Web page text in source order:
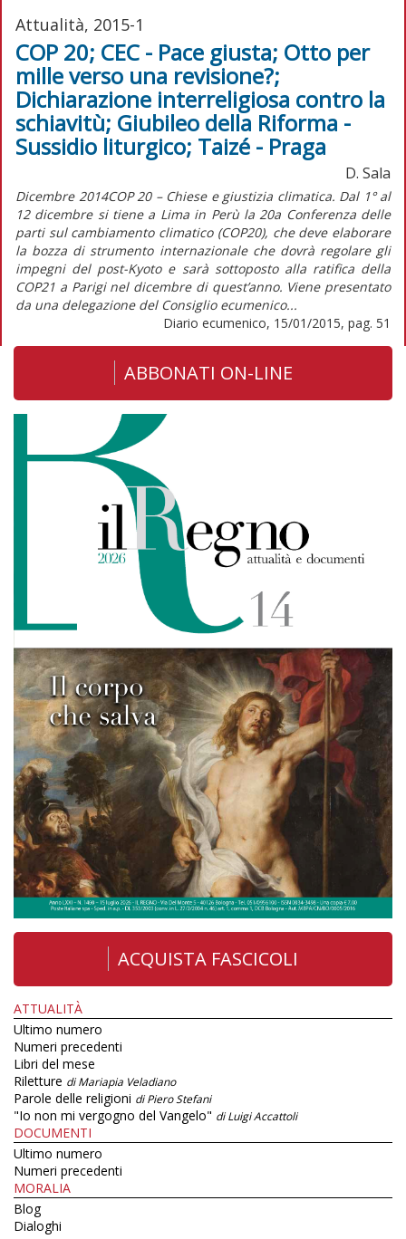
Attualità, 2015-1
COP 20; CEC - Pace giusta; Otto per
mille verso una revisione?;
Dichiarazione interreligiosa contro la
schiavitù; Giubileo della Riforma -
Sussidio liturgico; Taizé - Praga
D. Sala
Dicembre 2014COP 20 – Chiese e giustizia climatica. Dal 1° al
12 dicembre si tiene a Lima in Perù la 20a Conferenza delle
parti sul cambiamento climatico (COP20), che deve elaborare
la bozza di strumento internazionale che dovrà regolare gli
impegni del post-Kyoto e sarà sottoposto alla ratifica della
COP21 a Parigi nel dicembre di quest’anno. Viene presentato
da una delegazione del Consiglio ecumenico...
Diario ecumenico, 15/01/2015, pag. 51
ABBONATI ON-LINE
ACQUISTA FASCICOLI
ATTUALITÀ
Ultimo numero
Numeri precedenti
Libri del mese
Riletture di Mariapia Veladiano
Parole delle religioni di Piero Stefani
"Io non mi vergogno del Vangelo" di Luigi Accattoli
DOCUMENTI
Ultimo numero
Numeri precedenti
MORALIA
Blog
Dialoghi